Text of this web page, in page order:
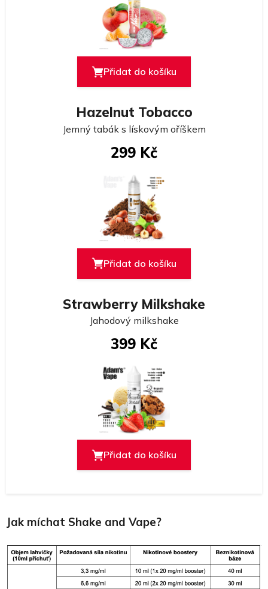
Přidat do košíku
Hazelnut Tobacco
Jemný tabák s lískovým oříškem
299 Kč
Přidat do košíku
Strawberry Milkshake
Jahodový milkshake
399 Kč
Přidat do košíku
Jak míchat Shake and Vape?